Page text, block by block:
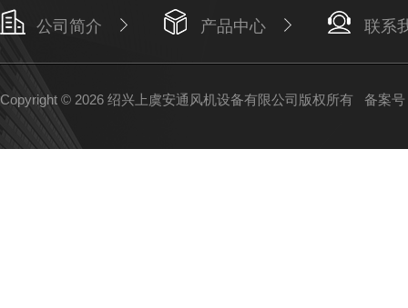
公司简介 产品中心 联系
Copyright © 2026 绍兴上虞安通风机设备有限公司版权所有 备案号